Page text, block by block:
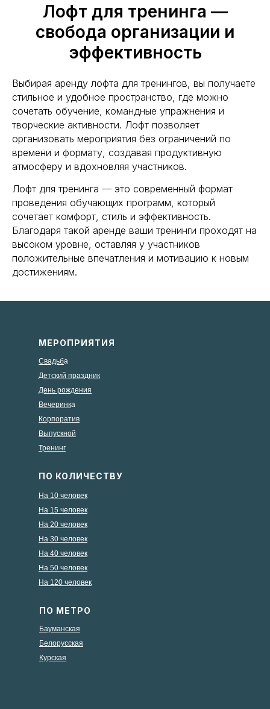
Лофт для тренинга —
свобода организации и
эффективность
Выбирая аренду лофта для тренингов, вы получаете
стильное и удобное пространство, где можно
сочетать обучение, командные упражнения и
творческие активности. Лофт позволяет
организовать мероприятия без ограничений по
времени и формату, создавая продуктивную
атмосферу и вдохновляя участников.
Лофт для тренинга — это современный формат
проведения обучающих программ, который
сочетает комфорт, стиль и эффективность.
Благодаря такой аренде ваши тренинги проходят на
высоком уровне, оставляя у участников
положительные впечатления и мотивацию к новым
достижениям.
МЕРОПРИЯТИЯ
Свадьба
Детский праздник
День рождения
Вечеринка
Корпоратив
Выпускной
Тренинг
ПО КОЛИЧЕСТВУ
На 10 человек
На 15 человек
На 20 человек
На 30 человек
На 40 человек
На 50 человек
На 120 человек
ПО МЕТРО
Бауманская
Белорусская
Курская